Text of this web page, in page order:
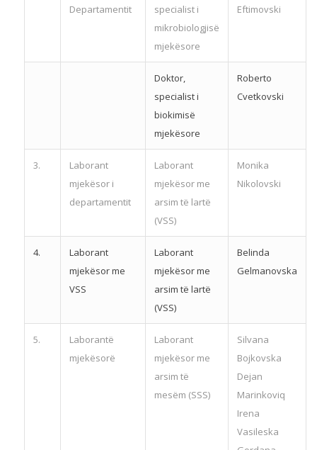
Departamentit
specialist i
mikrobiologjisë
mjekësore
Eftimovski
Doktor,
specialist i
biokimisë
mjekësore
Roberto
Cvetkovski
3.
Laborant
mjekësor i
departamentit
Laborant
mjekësor me
arsim të lartë
(VSS)
Monika
Nikolovski
4.
Laborant
mjekësor me
VSS
Laborant
mjekësor me
arsim të lartë
(VSS)
Belinda
Gelmanovska
5.
Laborantë
mjekësorë
Laborant
mjekësor me
arsim të
mesëm (SSS)
Silvana
Bojkovska
Dejan
Marinkoviq
Irena
Vasileska